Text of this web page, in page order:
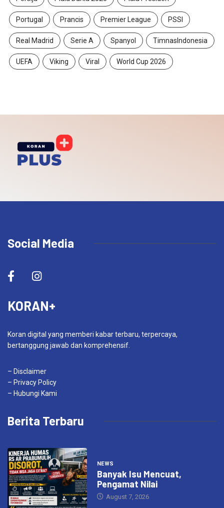
Portugal Prancis Premier League PSSI
Real Madrid Serie A Spanyol TimnasIndonesia
UEFA Viking Viral World Cup 2026
Social Media
KORAN+
Koran digital yang memberi kabar terbaru, terpercaya,
bertanggung jawab dan komprehensif.
– Disclaimer
– Privacy Policy
– Hubungi Kami
Berita Terbaru
NEWS
Banyak Isu Mencuat,
Pengamat Nilai
August 7, 2026